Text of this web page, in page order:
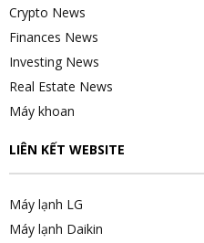
Crypto News
Finances News
Investing News
Real Estate News
Máy khoan
LIÊN KẾT WEBSITE
Máy lạnh LG
Máy lạnh Daikin